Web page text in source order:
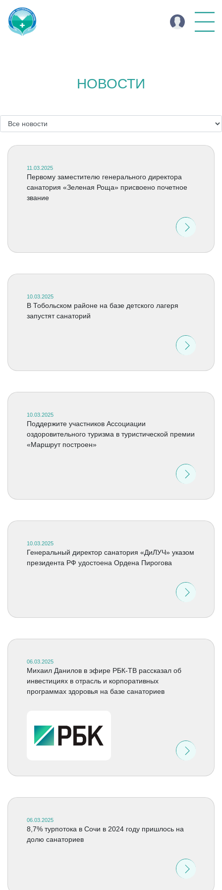
НОВОСТИ
11.03.2025
Первому заместителю генерального директора
санатория «Зеленая Роща» присвоено почетное
звание
10.03.2025
В Тобольском районе на базе детского лагеря
запустят санаторий
10.03.2025
Поддержите участников Ассоциации
оздоровительного туризма в туристической премии
«Маршрут построен»
10.03.2025
Генеральный директор санатория «ДиЛУЧ» указом
президента РФ удостоена Ордена Пирогова
06.03.2025
Михаил Данилов в эфире РБК-ТВ рассказал об
инвестициях в отрасль и корпоративных
программах здоровья на базе санаториев
06.03.2025
8,7% турпотока в Сочи в 2024 году пришлось на
долю санаториев